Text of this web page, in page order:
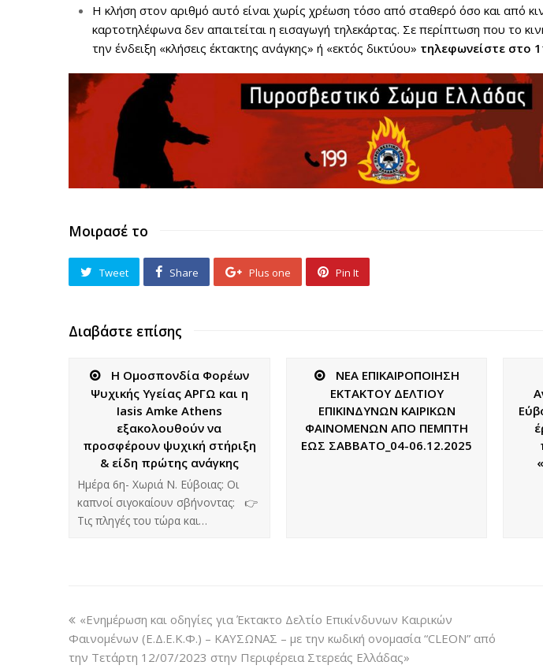
Η κλήση στον αριθμό αυτό είναι χωρίς χρέωση τόσο από σταθερό όσο και από
καρτοτηλέφωνα δεν απαιτείται η εισαγωγή τηλεκάρτας. Σε περίπτωση που το
την ένδειξη «κλήσεις έκτακτης ανάγκης» ή «εκτός δικτύου» τηλεφωνείστε στο
Μοιρασέ το
Tweet Share Plus one Pin It
Διαβάστε επίσης
Η Ομοσπονδία Φορέων
Ψυχικής Υγείας ΑΡΓΩ και η
Iasis Amke Athens
εξακολουθούν να
προσφέρουν ψυχική στήριξη
& είδη πρώτης ανάγκης
Ημέρα 6η- Χωριά Ν. Εύβοιας: Οι
καπνοί σιγοκαίουν σβήνοντας: 👉
Τις πληγές του τώρα και…
NEA ΕΠΙΚΑΙΡΟΠΟΙΗΣΗ
ΕΚΤΑΚΤΟΥ ΔΕΛΤΙΟΥ
ΕΠΙΚΙΝΔΥΝΩΝ ΚΑΙΡΙΚΩΝ
ΦΑΙΝΟΜΕΝΩΝ AΠΟ ΠΕΜΠΤΗ
ΕΩΣ ΣΑΒΒΑΤΟ_04-06.12.2025
«Ενημέρωση και οδηγίες για Έκτακτο Δελτίο Επικίνδυνων Καιρικών
Φαινομένων (Ε.Δ.Ε.Κ.Φ.) – ΚΑΥΣΩΝΑΣ – με την κωδική ονομασία “CLEON” από
την Τετάρτη 12/07/2023 στην Περιφέρεια Στερεάς Ελλάδας»